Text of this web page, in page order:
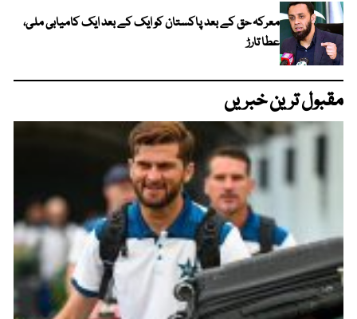
معرکہ حق کے بعد پاکستان کو ایک کے بعد ایک کامیابی ملی،
عطا تارڑ
مقبول ترین خبریں